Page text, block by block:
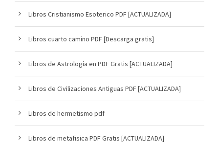
Libros Cristianismo Esoterico PDF [ACTUALIZADA]
Libros cuarto camino PDF [Descarga gratis]
Libros de Astrología en PDF Gratis [ACTUALIZADA]
Libros de Civilizaciones Antiguas PDF [ACTUALIZADA]
Libros de hermetismo pdf
Libros de metafisica PDF Gratis [ACTUALIZADA]